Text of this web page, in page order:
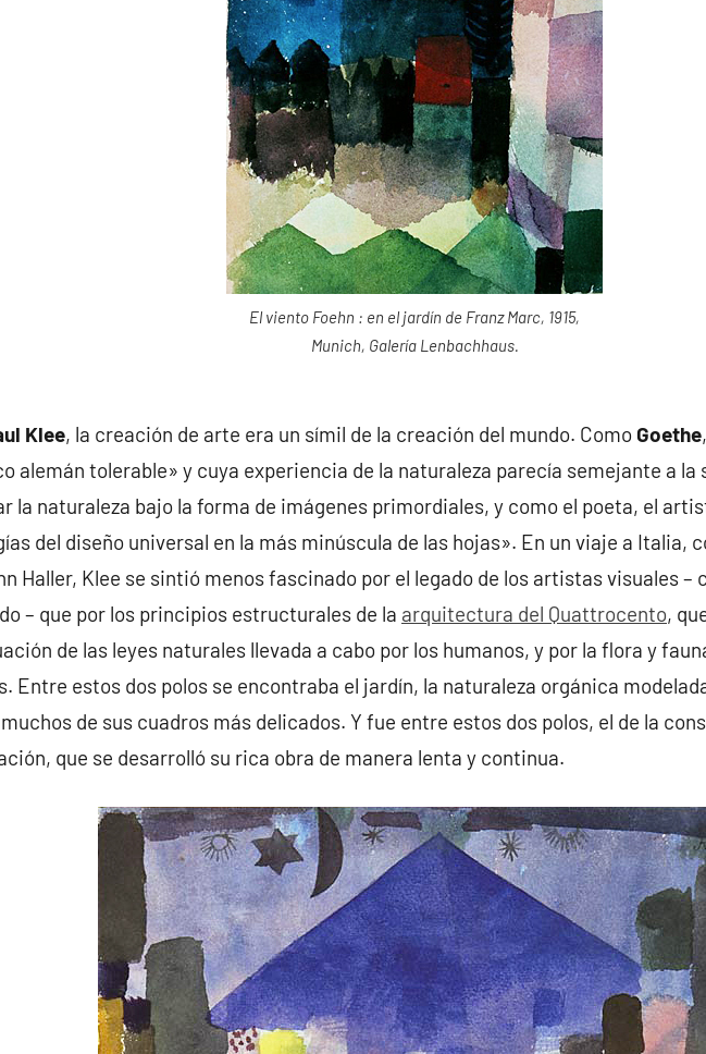
El viento Foehn : en el jardín de Franz Marc, 1915,
Munich, Galería Lenbachhaus.
Klee, la creación de arte era un símil de la creación del mundo. ComoGoethe
alemán tolerable» y cuya experiencia de la naturaleza parecía semejante a la
la naturaleza bajo la forma de imágenes primordiales, y como el poeta, el
del diseño universal en la más minúscula de las hojas». En un viaje a Italia,
Haller, Klee se sintió menos fascinado por el legado de los artistas visuales –
– que por los principios estructurales de la arquitectura del Quattrocento,
de las leyes naturales llevada a cabo por los humanos, y por la flora y
Entre estos dos polos se encontraba el jardín, la naturaleza orgánica
de sus cuadros más delicados. Y fue entre estos dos polos, el de la
que se desarrolló su rica obra de manera lenta y continua.